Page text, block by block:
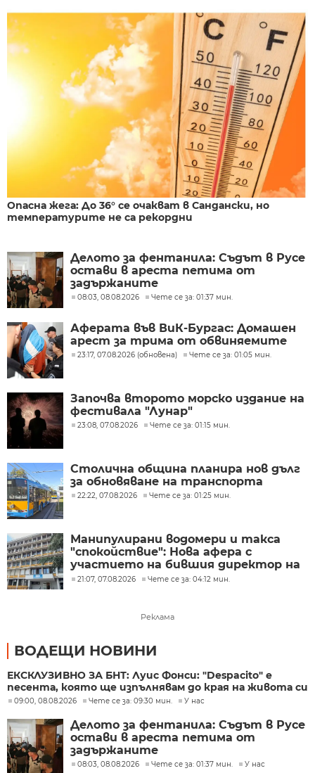
Опасна жега: До 36° се очакват в Сандански, но
температурите не са рекордни
Делото за фентанила: Съдът в Русе
остави в ареста петима от
задържаните
08:03, 08.08.2026 Чете се за: 01:37 мин.
Аферата във ВиК-Бургас: Домашен
арест за трима от обвиняемите
23:17, 07.08.2026 (обновена) Чете се за: 01:05 мин.
Започва второто морско издание на
фестивала "Лунар"
23:08, 07.08.2026 Чете се за: 01:15 мин.
Столична община планира нов дълг
за обновяване на транспорта
22:22, 07.08.2026 Чете се за: 01:25 мин.
Манипулирани водомери и такса
"спокойствие": Нова афера с
участието на бившия директор на
"ВиК - Бургас"
21:07, 07.08.2026 Чете се за: 04:12 мин.
Реклама
ВОДЕЩИ НОВИНИ
ЕКСКЛУЗИВНО ЗА БНТ: Луис Фонси: "Despacito" е
песента, която ще изпълнявам до края на живота си
09:00, 08.08.2026 Чете се за: 09:30 мин. У нас
Делото за фентанила: Съдът в Русе
остави в ареста петима от
задържаните
08:03, 08.08.2026 Чете се за: 01:37 мин. У нас